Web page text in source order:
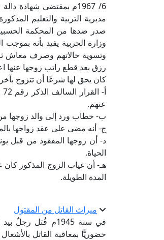
6/ 1967م بمقتضى شهادة
مديرية التربية والتعليم
صدر ضدها من المحكمة
وتسوية حالاتهم وصرف معاش
كان يحق لها شرعًا أن تتزوج بآخر
عنهم.
ب- خطاب ورد إلى والد زوجها
ج- أنه مضى على عقد زواجها
الحياة.
المدة الطويلة.
ميراث القاتل من المقتول
حضوريًّا بمعاقبة القاتل